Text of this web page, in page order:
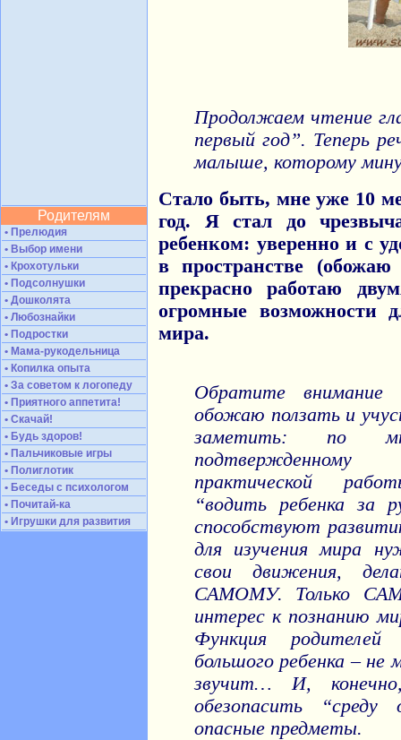
Родителям
• Прелюдия
• Выбор имени
• Крохотульки
• Подсолнушки
• Дошколята
• Любознайки
• Подростки
• Мама-рукодельница
• Копилка опыта
• За советом к логопеду
• Приятного аппетита!
• Скачай!
• Будь здоров!
• Пальчиковые игры
• Полиглотик
• Беседы с психологом
• Почитай-ка
• Игрушки для развития
Продолжаем чтение
первый год”. Теперь
малыше, которому
Стало быть, мне уже 10
год. Я стал до
ребенком: уверенно и с
в пространстве
прекрасно работаю
огромные возможности
мира.
Обратите внимание
обожаю ползать и
заметить: по
практической
“водить ребенка за
способствуют
для изучения мира
свои движения,
САМОМУ. Только
интерес к познанию
Функция
большого ребенка – не
звучит… И,
обезопасить “среду
опасные предметы.